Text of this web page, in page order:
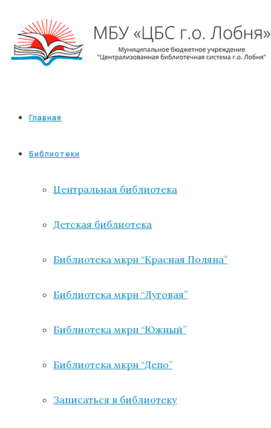
Главная
Библиотеки
Центральная библиотека
Детская библиотека
Библиотека мкрн “Красная Поляна”
Библиотека мкрн “Луговая”
Библиотека мкрн “Южный”
Библиотека мкрн “Депо”
Записаться в библиотеку